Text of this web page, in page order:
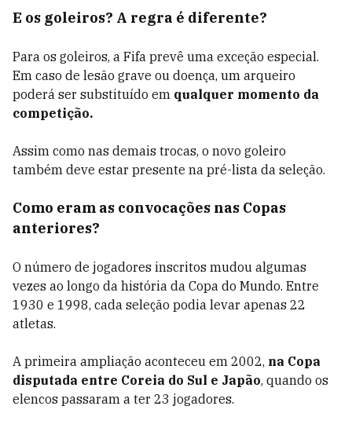
E os goleiros? A regra é diferente?
Para os goleiros, a Fifa prevê uma exceção especial.
Em caso de lesão grave ou doença, um arqueiro
poderá ser substituído em qualquer momento da
competição.
Assim como nas demais trocas, o novo goleiro
também deve estar presente na pré-lista da seleção.
Como eram as convocações nas Copas
anteriores?
O número de jogadores inscritos mudou algumas
vezes ao longo da história da Copa do Mundo. Entre
1930 e 1998, cada seleção podia levar apenas 22
atletas.
A primeira ampliação aconteceu em 2002, na Copa
disputada entre Coreia do Sul e Japão, quando os
elencos passaram a ter 23 jogadores.